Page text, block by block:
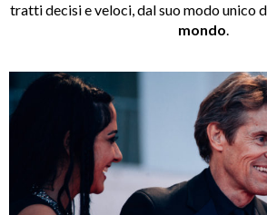
tratti decisi e veloci, dal suo modo unico
mondo.